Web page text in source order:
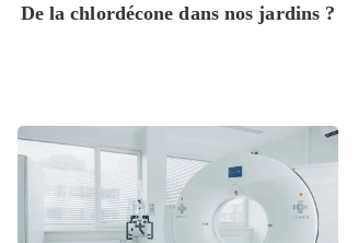
De la chlordécone dans nos jardins ?